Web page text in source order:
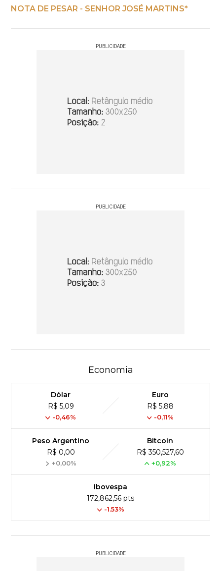
NOTA DE PESAR - SENHOR JOSÉ MARTINS*
PUBLICIDADE
PUBLICIDADE
Economia
Dólar
R$ 5,09
-0,46%
Euro
R$ 5,88
-0,11%
Peso Argentino
R$ 0,00
+0,00%
Bitcoin
R$ 350,527,60
+0,92%
Ibovespa
172,862,56 pts
-1.53%
PUBLICIDADE